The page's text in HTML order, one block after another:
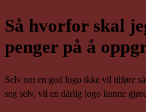
Så hvorfor skal
penger på å
Selv om en god logo ikke vil tilføre
seg selv, vil en dårlig logo kunne